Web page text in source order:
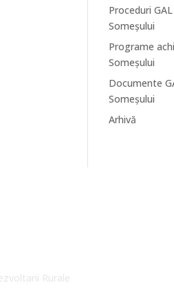
Proceduri
Someșului
Programe
Someșului
Documente
Someșului
Arhivă